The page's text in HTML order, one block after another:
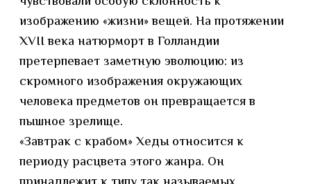
изображению «жизни» вещей. На протяжении
XVII века натюрморт в Голландии
претерпевает заметную эволюцию: из
скромного изображения окружающих
человека предметов он превращается в
пышное зрелище.
«Завтрак с крабом» Хеды относится к
периоду расцвета этого жанра. Он